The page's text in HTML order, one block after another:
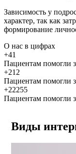
Зависимость у
характер, так как
формирование
О нас в цифрах
+41
Пациентам помогли
+212
Пациентам помогли
+22255
Пациентам помогли
Виды